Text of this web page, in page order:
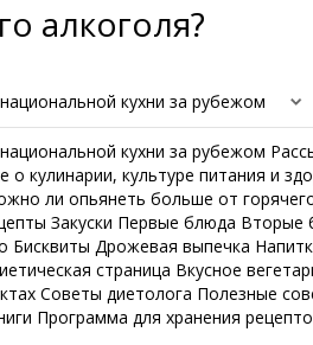
алкоголя?
кухни за рубежом
кухни за рубежом
кулинарии, культуре питания и
ли опьянеть больше от
Закуски Первые блюда Вторые
Бисквиты Дрожевая выпечка
страница Вкусное
Советы диетолога Полезные
Программа для хранения